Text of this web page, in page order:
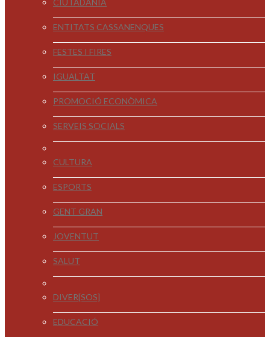
CIUTADANIA
ENTITATS CASSANENQUES
FESTES I FIRES
IGUALTAT
PROMOCIÓ ECONÒMICA
SERVEIS SOCIALS
CULTURA
ESPORTS
GENT GRAN
JOVENTUT
SALUT
DIVER[SOS]
EDUCACIÓ